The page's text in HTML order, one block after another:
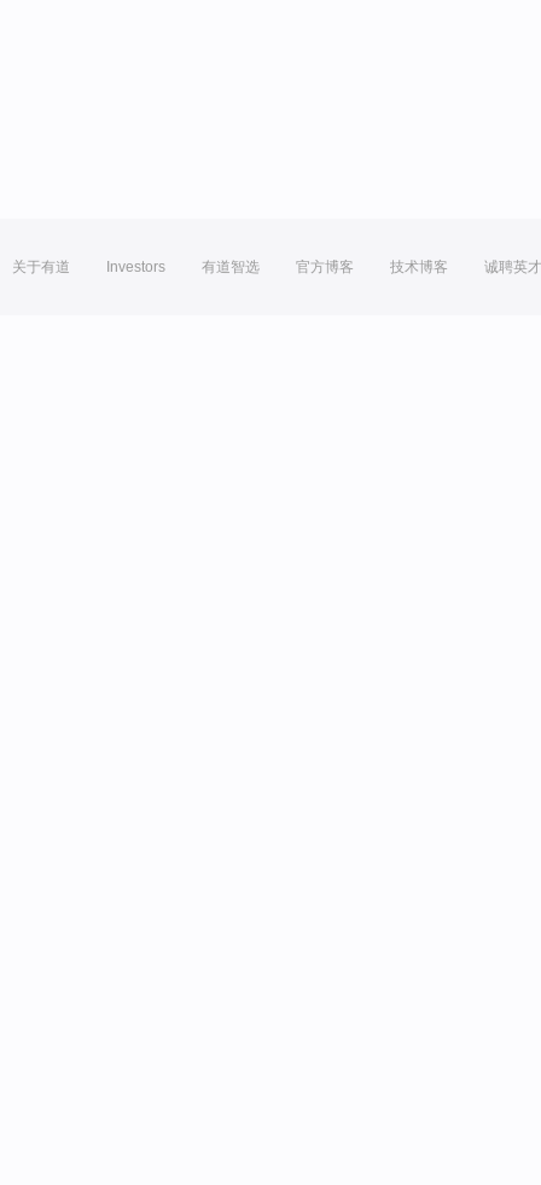
关于有道 Investors 有道智选 官方博客 技术博客 诚聘英才